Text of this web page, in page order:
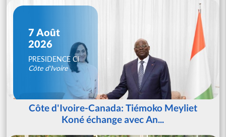
7 Août
2026
PRESIDENCE CI
Côte d'Ivoire
Côte d'Ivoire-Canada: Tiémoko Meyliet
Koné échange avec An...